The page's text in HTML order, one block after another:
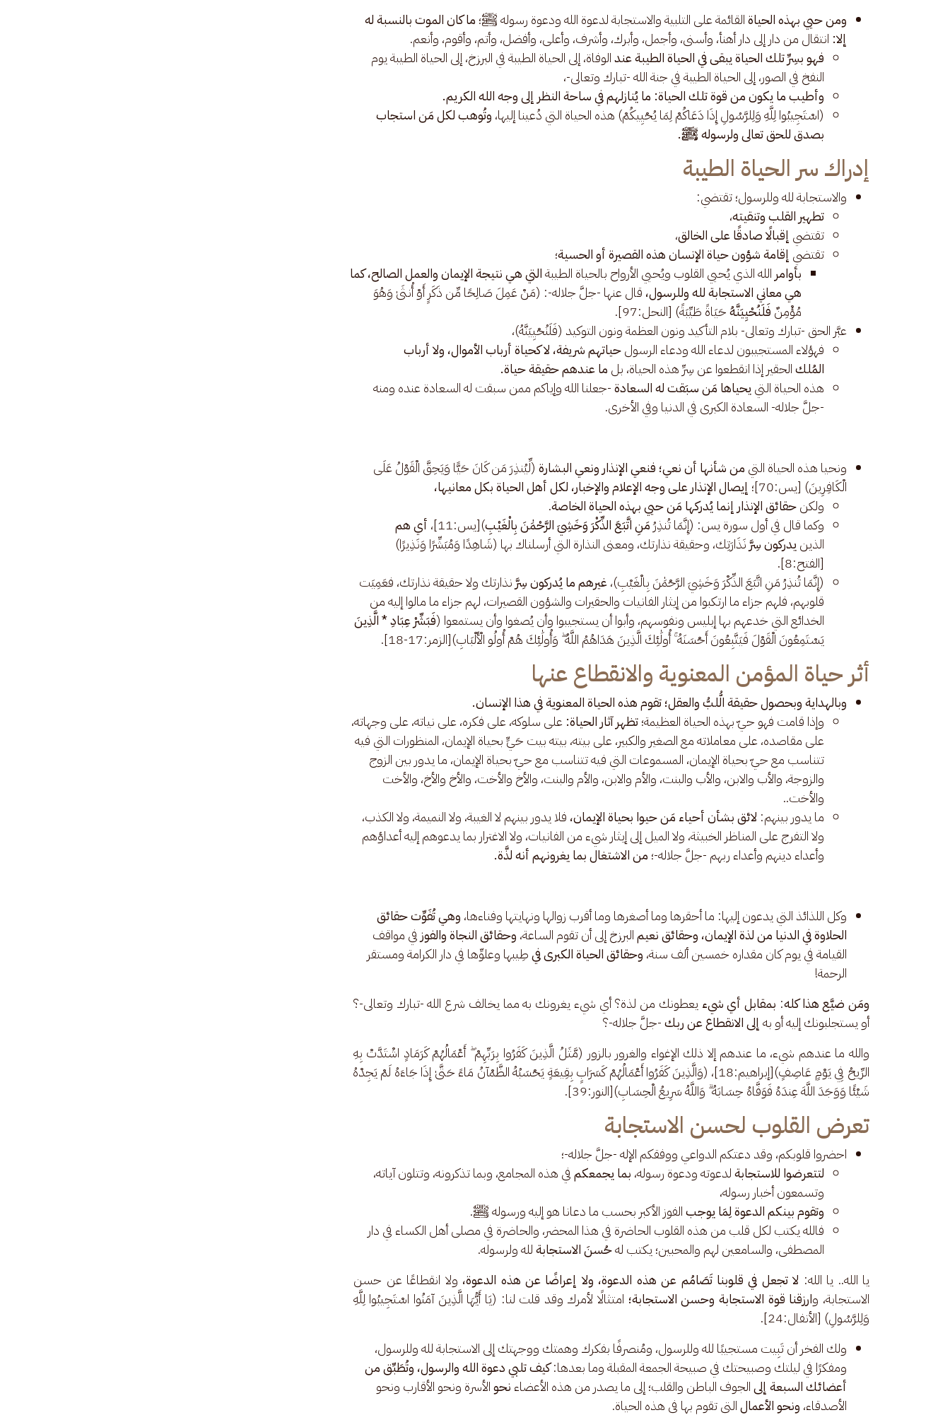
ومن حيي بهذه الحياةالقائمة على التلبية والاستجابة لدعوة الله ودعوة رسوله ﷺ؛ ما كان الموت بالنسبة له
إلا: انتقال من دار إلى دار أهنأ، وأسنى، وأجمل، وأبرك، وأشرف، وأعلى، وأفضل، وأتم، وأقوم، وأنعم.
فهو بسِرِّ تلك الحياة يبقى في الحياة الطيبة عندالوفاة، إلى الحياة الطيبة في البرزخ، إلى الحياة الطيبة يوم
النفخ في الصور، إلى الحياة الطيبة في جنة الله -تبارك وتعالى-،
وأطيب ما يكون من قوة تلك الحياة: ما يُنازلهم في ساحة النظر إلى وجه الله الكريم.
(اسْتَجِيبُوا لِلَّهِ وَلِلرَّسُولِ إِذَا دَعَاكُمْ لِمَا يُحْيِيكُمْ) هذه الحياة التي دُعينا إليها، وتُوهب لكل مَن استجاب
بصدق للحق تعالى ولرسوله ﷺ.
إدراك سر الحياة الطيبة
والاستجابة لله وللرسول؛ تقتضي:
تطهير القلب وتنقيته،
تقتضي إقبالًا صادقًا على الخالق،
تقتضي إقامة شؤون حياة الإنسان هذه القصيرة أو الحسية؛
بأوامر الله الذي يُحيي القلوب ويُحيي الأرواح بالحياة الطيبةالتي هي نتيجة الإيمان والعمل الصالح، كما
هي معاني الاستجابة لله وللرسول، قال عنها -جلَّ جلاله-: (مَنْ عَمِلَ صَالِحًا مِّن ذَكَرٍ أَوْ أُنثَىٰ وَهُوَ
مُؤْمِنٌ فَلَنُحْيِيَنَّهُحَيَاةً طَيِّبَةً) [النحل:97].
عبَّر الحق -تبارك وتعالى- بلام التأكيد ونون العظمة ونون التوكيد (فَلَنُحْيِيَنَّهُ)،
فهؤلاء المستجيبون لدعاء الله ودعاء الرسولحياتهم شريفة، لا كحياة أرباب الأموال، ولا أرباب
المُلكالحقير إذا انقطعوا عن سِرِّ هذه الحياة، بل ما عندهم حقيقة حياة.
هذه الحياة التي يحياها مَن سبَقت له السعادة-جعلنا الله وإياكم ممن سبقت له السعادة عنده ومنه
-جلَّ جلاله- السعادة الكبرى في الدنيا وفي الأخرى.
ونحيا هذه الحياة التي من شأنها أن نعي؛ فنعي الإنذار ونعي البشارة (لِّيُنذِرَ مَن كَانَ حَيًّا وَيَحِقَّ الْقَوْلُ عَلَى
الْكَافِرِينَ) [يس:70]؛
إيصال الإنذار على وجه الإعلام والإخبار، لكل أهل الحياة بكل معانيها،
ولكنحقائق الإنذار إنما يُدركها مَن حيي بهذه الحياة الخاصة.
وكما قال في أول سورة يس: (إِنَّمَا تُنذِرُمَنِ اتَّبَعَ الذِّكْرَ وَخَشِيَ الرَّحْمَٰنَ بِالْغَيْبِ)[يس:11]،
أي هم
الذين يدركون سِرَّنَذَارَتِك، وحقيقة نذارتك، ومعنى النذارة التي أرسلناك بها (شَاهِدًا وَمُبَشِّرًا وَنَذِيرًا)
[الفتح:8].
(إِنَّمَا تُنذِرُ مَنِ اتَّبَعَ الذِّكْرَ وَخَشِيَ الرَّحْمَٰنَ بِالْغَيْبِ)،غيرهم ما يُدركون سِرَّنذارتك ولا حقيقة نذارتك، فعَمِيَت
قلوبهم، فلهم جزاء ما ارتكبوا من إيثار الفانيات والحقيرات والشؤون القصيرات، لهم جزاء ما مالوا إليه من
الخدائع التي خدعهم بها إبليس ونفوسهم، وأبوا أن يستجيبوا وأن يُصغوا وأن يستمعوا (فَبَشِّرْ عِبَادِ * الَّذِينَ
يَسْتَمِعُونَ الْقَوْلَ فَيَتَّبِعُونَ أَحْسَنَهُ ۚ أُولَٰئِكَ الَّذِينَ هَدَاهُمُ اللَّهُ ۖ وَأُولَٰئِكَ هُمْ أُولُو الْأَلْبَابِ)[الزمر:17-18].
أثر حياة المؤمن المعنوية والانقطاع عنها
وبالهداية وبحصول حقيقة الُّلبُّ والعقل؛ تقوم هذه الحياة المعنوية في هذا الإنسان.
وإذا قامت فهو حيّ بهذه الحياة العظيمة؛تظهر آثار الحياة: على سلوكه، على فكره، على نياته، على وجهاته،
على مقاصده، على معاملاته مع الصغير والكبير، على بيته، بيته بيت حَيٍّ بحياة الإيمان، المنظورات التي فيه
تتناسب مع حيّ بحياة الإيمان، المسموعات التي فيه تتناسب مع حيّ بحياة الإيمان، ما يدور بين الزوج
والزوجة، والأب والابن، والأب والبنت، والأم والابن، والأم والبنت، والأخ والأخت، والأخ والأخ، والأخت
والأخت..
ما يدور بينهم: لائق بشأن أحياء مَن حيوا بحياة الإيمان، فلا يدور بينهم لا الغيبة، ولا النميمة، ولا الكذب،
ولا التفرج على المناظر الخبيثة، ولا الميل إلى إيثار شيء من الفانيات، ولا الاغترار بما يدعوهم إليه أعداؤهم
وأعداء دينهم وأعداء ربهم -جلَّ جلاله-؛ من الاشتغال بما يغرونهم أنه لذَّة.
وكل اللذائذ التي يدعون إليها: ما أحقرها وما أصغرها وما أقرب زوالها ونهايتها وفناءها، وهي تُفَوِّت حقائق
الحلاوة في الدنيا من لذة الإيمان، وحقائق نعيمالبرزخ إلى أن تقوم الساعة، وحقائق النجاة والفوز في مواقف
القيامة في يوم كان مقداره خمسين ألف سنة، وحقائق الحياة الكبرى فيطِيبها وعلوِّها في دار الكرامة ومستقر
الرحمة!
ومَن ضيَّع هذا كله: بمقابل أي شيء يعطونك من لذة؟ أي شيء يغرونك به مما يخالف شرع الله -تبارك وتعالى-؟
أو يستجلبونك إليه أو به إلى الانقطاع عن ربك -جلَّ جلاله-؟
والله ما عندهم شيء، ما عندهم إلا ذلك الإغواء والغرور بالزور (مَّثَلُ الَّذِينَ كَفَرُوا بِرَبِّهِمْ ۖ أَعْمَالُهُمْ كَرَمَادٍ اشْتَدَّتْ بِهِ
الرِّيحُ فِي يَوْمٍ عَاصِفٍ)[إبراهيم:18]، (وَالَّذِينَ كَفَرُوا أَعْمَالُهُمْ كَسَرَابٍ بِقِيعَةٍ يَحْسَبُهُ الظَّمْآنُ مَاءً حَتَّىٰ إِذَا جَاءَهُ لَمْ يَجِدْهُ
شَيْئًا وَوَجَدَ اللَّهَ عِندَهُ فَوَفَّاهُ حِسَابَهُ ۗ وَاللَّهُ سَرِيعُ الْحِسَابِ)[النور:39].
تعرض القلوب لحسن الاستجابة
احضروا قلوبكم، وقد دعتكم الدواعي ووفقكم الإله -جلَّ جلاله-؛
لتتعرضوا للاستجابةلدعوته ودعوة رسوله، بما يجمعكمفي هذه المجامع، وبما تذكرونه، وتتلون آياته،
وتسمعون أخبار رسوله،
وتقوم بينكم الدعوة لِمَا يوجبالفوز الأكبر بحسب ما دعانا هو إليه ورسوله ﷺ.
فالله يكتب لكل قلب من هذه القلوب الحاضرة في هذا المحضر، والحاضرة في مصلى أهل الكساء في دار
المصطفى، والسامعين لهم والمحبين؛ يكتب لهحُسنَ الاستجابةلله ولرسوله.
يا الله.. يا الله: لا تجعل في قلوبنا تَصَامُم عن هذه الدعوة، ولا إعراضًا عن هذه الدعوة، ولا انقطاعًا عن حسن
الاستجابة، وارزقنا قوة الاستجابة وحسن الاستجابة؛ امتثالًا لأمرك وقد قلت لنا: (يَا أَيُّهَا الَّذِينَ آمَنُوا اسْتَجِيبُوا لِلَّهِ
وَلِلرَّسُولِ) [الأنفال:24].
ولك الفخر أن تَبِيت مستجيبًا لله وللرسول، ومُنصرفًا بفكرك وهمتك ووجهتك إلى الاستجابة لله وللرسول،
ومفكرًا في ليلتك وصبيحتك في صبيحة الجمعة المقبلة وما بعدها:كيف تلبي دعوة الله والرسول، وتُطَبِّق من
أعضائك السبعة إلىالجوف الباطن والقلب؛ إلى ما يصدر من هذه الأعضاء نحوالأسرة ونحو الأقارب ونحو
الأصدقاء، ونحو الأعمالالتي تقوم بها في هذه الحياة.